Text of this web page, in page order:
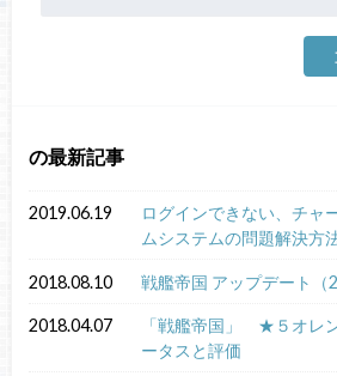
の最新記事
2019.06.19
ログインできない、チャ
ムシステムの問題解決方
2018.08.10 戦艦帝国 アップデート（
2018.04.07
「戦艦帝国」 ★５オレ
ータスと評価